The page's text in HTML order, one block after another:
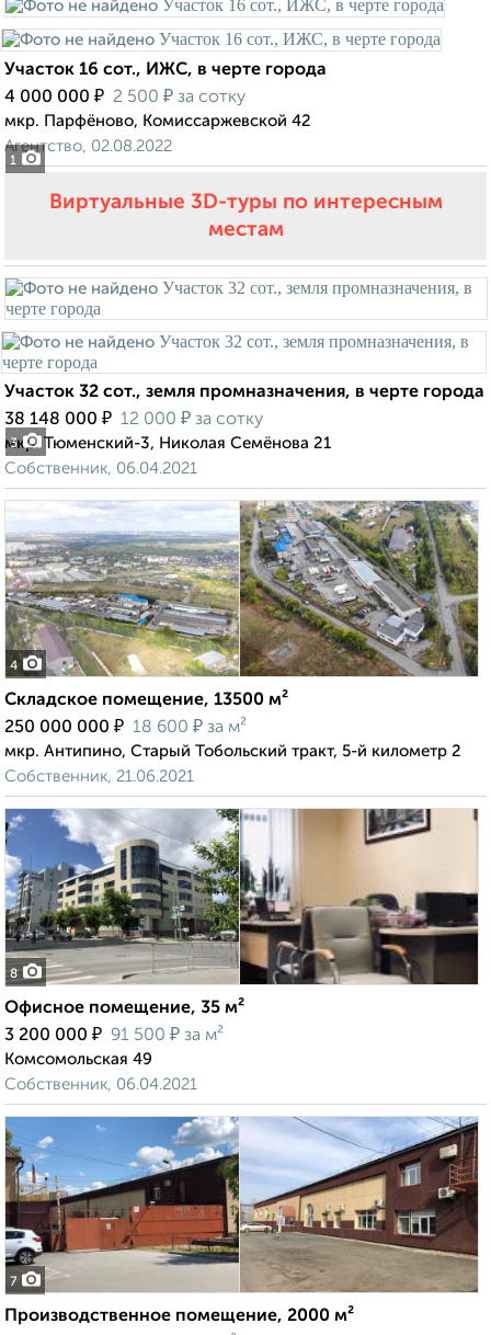
1
Участок 16 сот., ИЖС, в черте города
4 000 000 ₽ 2 500 ₽ за сотку
мкр. Парфёново, Комиссаржевской 42
Агентство, 02.08.2022
Виртуальные 3D-туры по интересным
местам
3
Участок 32 сот., земля промназначения, в черте города
38 148 000 ₽ 12 000 ₽ за сотку
мкр. Тюменский-3, Николая Семёнова 21
Собственник, 06.04.2021
4
Складское помещение, 13500 м²
250 000 000 ₽ 18 600 ₽ за м²
мкр. Антипино, Старый Тобольский тракт, 5-й километр 2
Собственник, 21.06.2021
8
Офисное помещение, 35 м²
3 200 000 ₽ 91 500 ₽ за м²
Комсомольская 49
Собственник, 06.04.2021
7
Производственное помещение, 2000 м²